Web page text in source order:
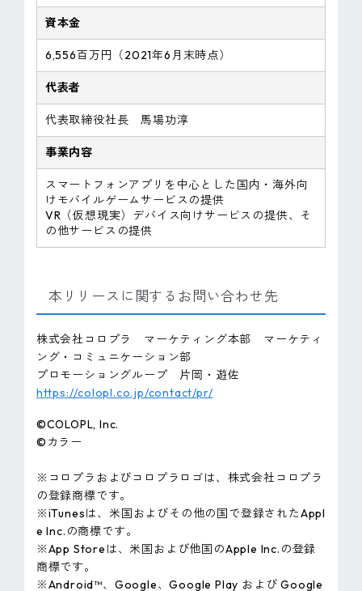
資本金
6,556百万円（2021年6月末時点）
代表者
代表取締役社長 馬場功淳
事業内容
スマートフォンアプリを中心とした国内・海外向
けモバイルゲームサービスの提供
VR（仮想現実）デバイス向けサービスの提供、そ
の他サービスの提供
本リリースに関するお問い合わせ先
株式会社コロプラ マーケティング本部 マーケティ
ング・コミュニケーション部
プロモーショングループ 片岡・遊佐
https://colopl.co.jp/contact/pr/
©COLOPL, lnc.
©カラー
※コロプラおよびコロプラロゴは、株式会社コロプラ
の登録商標です。
※iTunesは、米国およびその他の国で登録されたAppl
e Inc.の商標です。
※App Storeは、米国および他国のApple Inc.の登録
商標です。
※Android™、Google、Google Play および Google